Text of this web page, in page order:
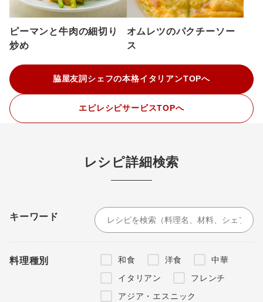
ピーマンと牛肉の細切り
炒め
オムレツのパクチーソー
ス
脇屋友詞シェフの本格イタリアンTOPへ
エピレシピサービスTOPへ
レシピ詳細検索
キーワード
料理種別 和食 洋食
中華
イタリアン
フレンチ
アジア・エスニック